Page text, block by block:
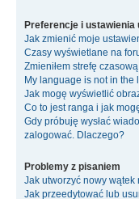
Preferencje i ustawienia
Jak zmienić moje
Czasy wyświetlane na
Zmieniłem strefę
My language is not in the
Jak mogę wyświetlić
Co to jest ranga i jak
Gdy próbuję wysłać
zalogować. Dlaczego?
Problemy z pisaniem
Jak utworzyć nowy wątek
Jak przeedytować lub